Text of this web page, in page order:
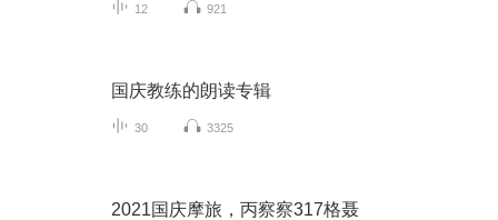
12 921
国庆教练的朗读专辑
30 3325
2021国庆摩旅，丙察察317格聂